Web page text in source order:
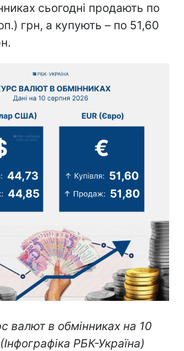
сьогодні продають по
грн, а купують – по 51,60
валют в обмінниках на 10
РБК-Україна)